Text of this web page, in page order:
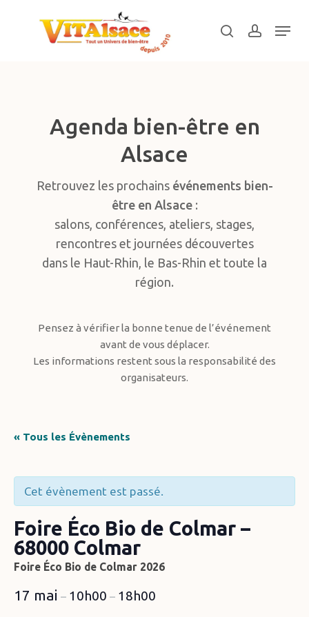
searchaccount
Menu
Agenda bien-être en
Alsace
Retrouvez les prochains événements bien-
être en Alsace:
salons, conférences, ateliers, stages,
rencontres et journées découvertes
dans le Haut-Rhin, le Bas-Rhin et toute la
région.
Pensez à vérifier la bonne tenue de l’événement
avant de vous déplacer.
Les informations restent sous la responsabilité des
organisateurs.
« Tous les Évènements
Cet évènement est passé.
Foire Éco Bio de Colmar –
68000 Colmar
Foire Éco Bio de Colmar 2026
17 mai – 10h00 – 18h00